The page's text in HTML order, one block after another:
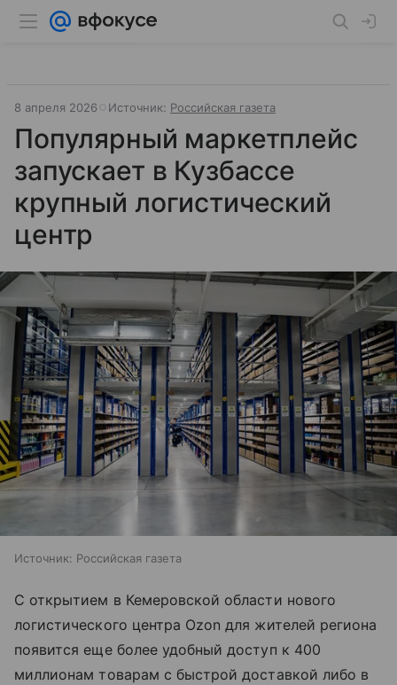
8 апреля 2026 Источник: Российская газета
Популярный маркетплейс
запускает в Кузбассе
крупный логистический
центр
Источник: Российская газета
С открытием в Кемеровской области нового
логистического центра Ozon для жителей региона
появится еще более удобный доступ к 400
миллионам товарам с быстрой доставкой либо в